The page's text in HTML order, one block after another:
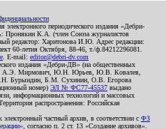
электронного периодического издания «Дебри-
Пронякин К.А. (член Союза журналистов
редактор: Харитонова И.Ю. Адрес редакции:
60-летия Октября, 88-46, т./ф.84212296081.
. E-mail: editor@debri-dv.com
издания «Дебри-ДВ» (на общественных
А.Э. Мирмович, Ю.Н. Юрьев, Ю.В. Ковалев,
Бурындин, Б.М. Сухинин, О.В. Егорова
номер) ЭЛ № ФС77-45537 выдано
информационных технологий и массовых
распространения: Российская
частный архив, в соответствии с ФЗ
, согласно п. 2 ст. 13 «Создание архивов».